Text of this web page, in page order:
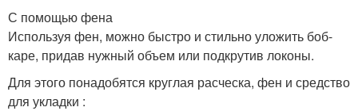
С помощью фена
Используя фен, можно быстро и стильно уложить боб-
каре, придав нужный объем или подкрутив локоны.
Для этого понадобятся круглая расческа, фен и средство
для укладки :